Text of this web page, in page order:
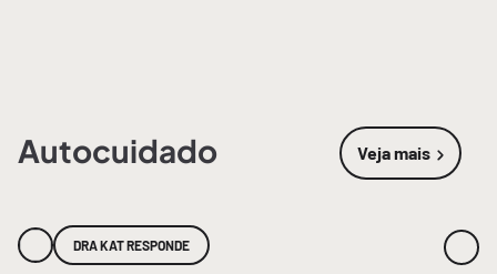
Autocuidado Veja mais
sobre
DRA KAT RESPONDE